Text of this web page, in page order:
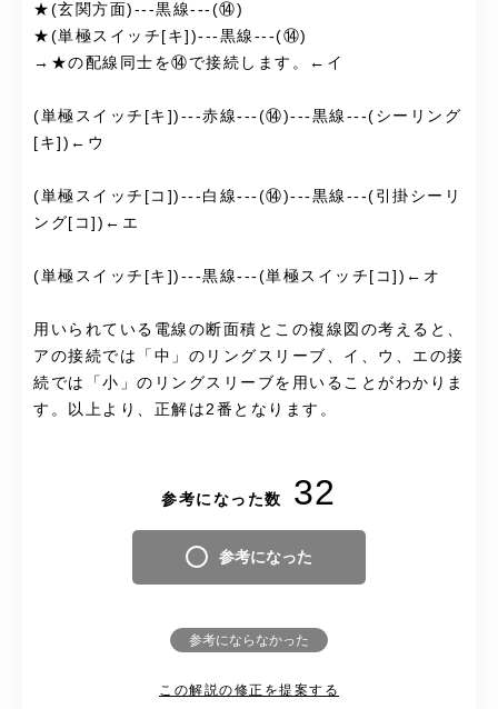
★(玄関方面)---黒線---(⑭)
★(単極スイッチ[キ])---黒線---(⑭)
→★の配線同士を⑭で接続します。←イ
(単極スイッチ[キ])---赤線---(⑭)---黒線---(シーリング
[キ])←ウ
(単極スイッチ[コ])---白線---(⑭)---黒線---(引掛シーリ
ング[コ])←エ
(単極スイッチ[キ])---黒線---(単極スイッチ[コ])←オ
用いられている電線の断面積とこの複線図の考えると、
アの接続では「中」のリングスリーブ、イ、ウ、エの接
続では「小」のリングスリーブを用いることがわかりま
す。以上より、正解は2番となります。
参考になった数 32
参考になった
参考にならなかった
この解説の修正を提案する